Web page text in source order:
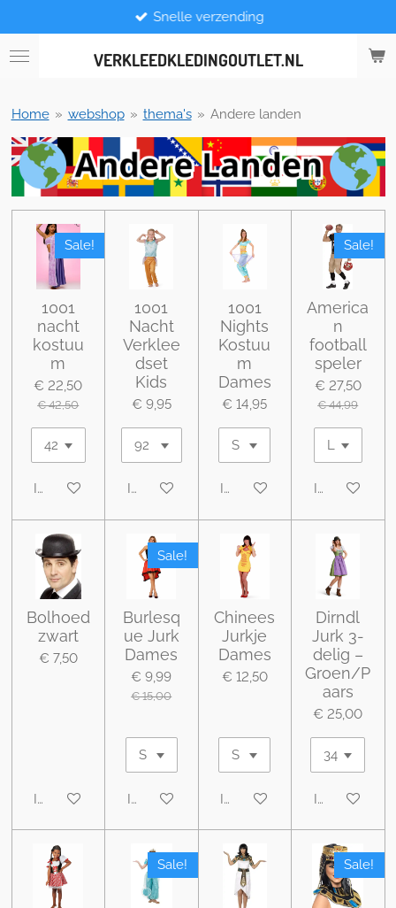
direct
naar
VERKLEEDKLEDINGOUTLET.NL
Snelle verzending
Home » webshop » thema's » Andere landen
Sale!
1001
nacht
kostuu
m
€ 22,50
€ 42,50
In winkelwagen
1001
Nacht
Verklee
dset
Kids
€ 9,95
In winkelwagen
1001
Nights
Kostuu
m
Dames
€ 14,95
In winkelwagen
Sale!
America
n
football
speler
€ 27,50
€ 44,99
In
Bolhoed
zwart
€ 7,50
In winkelwagen
Sale!
Burlesq
ue Jurk
Dames
€ 9,99
€ 15,00
In winkelwagen
Chinees
Jurkje
Dames
€ 12,50
In winkelwagen
Dirndl
Jurk 3-
delig –
Groen/P
aars
€ 25,00
In
Sale! Sale!